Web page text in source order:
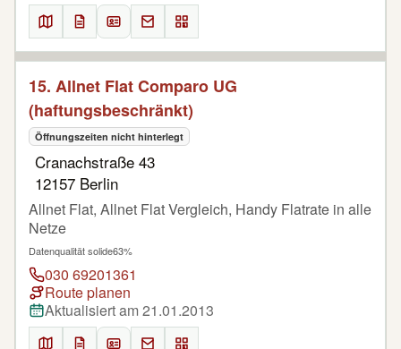
15. Allnet Flat Comparo UG
(haftungsbeschränkt)
Öffnungszeiten nicht hinterlegt
Cranachstraße 43
12157 Berlin
Allnet Flat, Allnet Flat Vergleich, Handy Flatrate in alle
Netze
Datenqualität solide63%
030 69201361
Route planen
Aktualisiert am 21.01.2013